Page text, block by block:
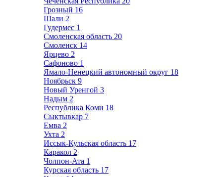
Грозный 16
Шали 2
Гудермес 1
Смоленская область 20
Смоленск 14
Ярцево 2
Сафоново 1
Ямало-Ненецкий автономный округ 18
Ноябрьск 9
Новый Уренгой 3
Надым 2
Республика Коми 18
Сыктывкар 7
Емва 2
Ухта 2
Иссык-Кульская область 17
Каракол 2
Чолпон-Ата 1
Курская область 17